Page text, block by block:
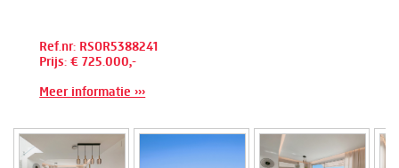
Ref.nr: RSOR5388241
Prijs: € 725.000,-
Meer informatie ›››